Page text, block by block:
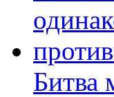
Битва